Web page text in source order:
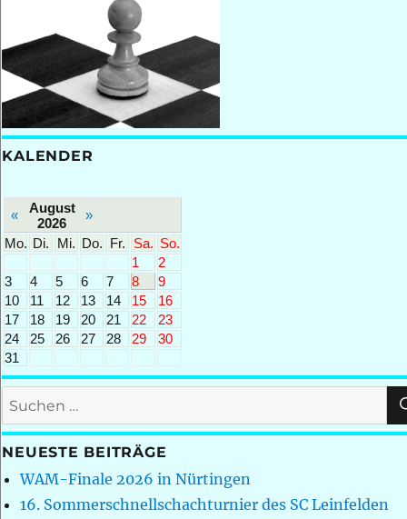
KALENDER
«
August
2026
»
Mo. Di. Mi. Do. Fr. Sa. So.
1
2
3
4 5 6 7 8
9
10
11 12 13 14 15
16
17
18 19 20 21 22
23
24
25 26 27 28 29
30
31
Suchen
nach:
NEUESTE BEITRÄGE
WAM-Finale 2026 in Nürtingen
16. Sommerschnellschachturnier des SC Leinfelden